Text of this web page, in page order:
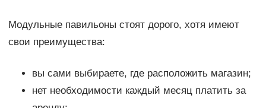
Модульные павильоны стоят дорого, хотя имеют
свои преимущества:
вы сами выбираете, где расположить магазин;
нет необходимости каждый месяц платить за